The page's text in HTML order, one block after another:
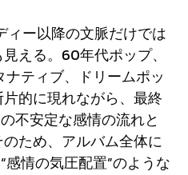
ィー以降の文脈だけでは
える。60年代ポップ、
ティブ、ドリームポッ
的に現れながら、最終
不安定な感情の流れと
ため、アルバム全体に
感情の気圧配置”のような